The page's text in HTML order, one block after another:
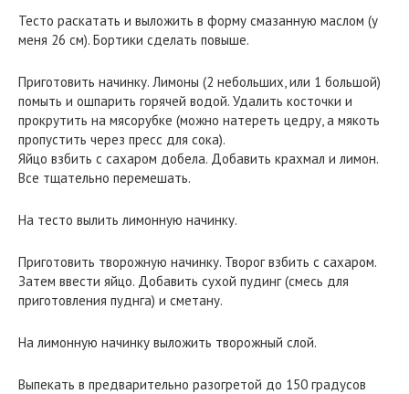
Тесто раскатать и выложить в форму смазанную маслом (у
меня 26 см). Бортики сделать повыше.
Приготовить начинку. Лимоны (2 небольших, или 1 большой)
помыть и ошпарить горячей водой. Удалить косточки и
прокрутить на мясорубке (можно натереть цедру, а мякоть
пропустить через пресс для сока).
Яйцо взбить с сахаром добела. Добавить крахмал и лимон.
Все тщательно перемешать.
На тесто вылить лимонную начинку.
Приготовить творожную начинку. Творог взбить с сахаром.
Затем ввести яйцо. Добавить сухой пудинг (смесь для
приготовления пуднга) и сметану.
На лимонную начинку выложить творожный слой.
Выпекать в предварительно разогретой до 150 градусов